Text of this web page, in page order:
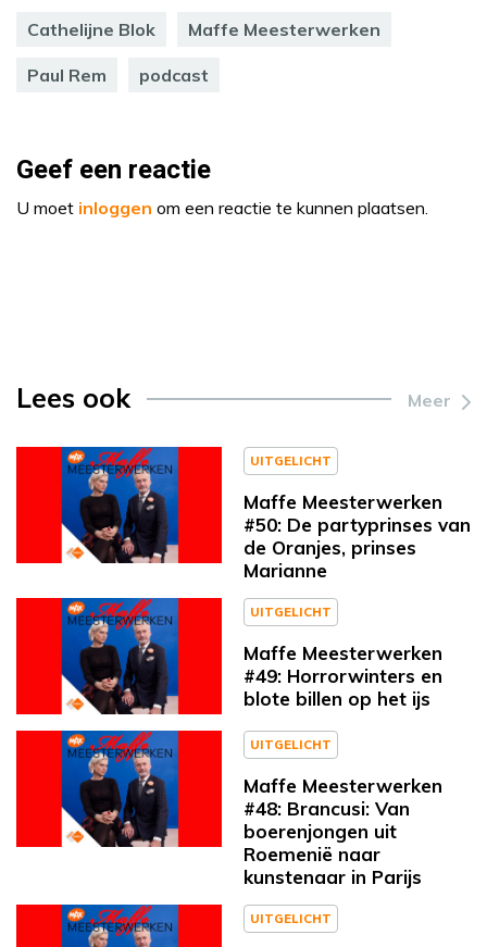
Cathelijne Blok Maffe Meesterwerken
Paul Rem podcast
Geef een reactie
U moet inloggen om een reactie te kunnen plaatsen.
Lees ook Meer
UITGELICHT
Maffe Meesterwerken
#50: De partyprinses van
de Oranjes, prinses
Marianne
UITGELICHT
Maffe Meesterwerken
#49: Horrorwinters en
blote billen op het ijs
UITGELICHT
Maffe Meesterwerken
#48: Brancusi: Van
boerenjongen uit
Roemenië naar
kunstenaar in Parijs
UITGELICHT